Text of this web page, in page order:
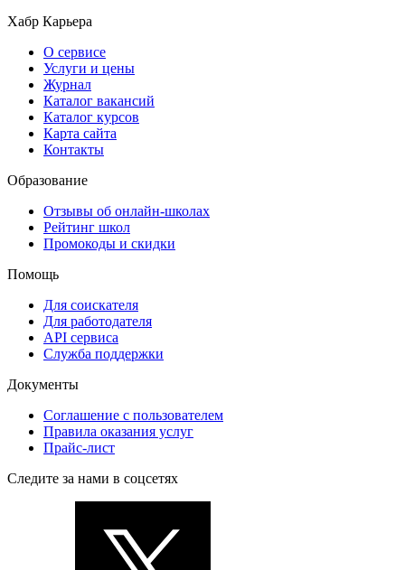
Хабр Карьера
О сервисе
Услуги и цены
Журнал
Каталог вакансий
Каталог курсов
Карта сайта
Контакты
Образование
Отзывы об онлайн-школах
Рейтинг школ
Промокоды и скидки
Помощь
Для соискателя
Для работодателя
API сервиса
Служба поддержки
Документы
Соглашение с пользователем
Правила оказания услуг
Прайс-лист
Следите за нами в соцсетях